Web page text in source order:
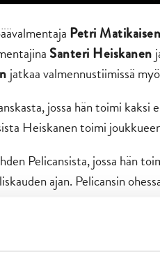
Petri Matikaisen
Santeri Heiskanen
jatkaa valmennustiimissä
jossa hän toimi kaksi
Heiskanen toimi
Pelicansista, jossa hän
ajan. Pelicansin
vuotinen. Salon ja